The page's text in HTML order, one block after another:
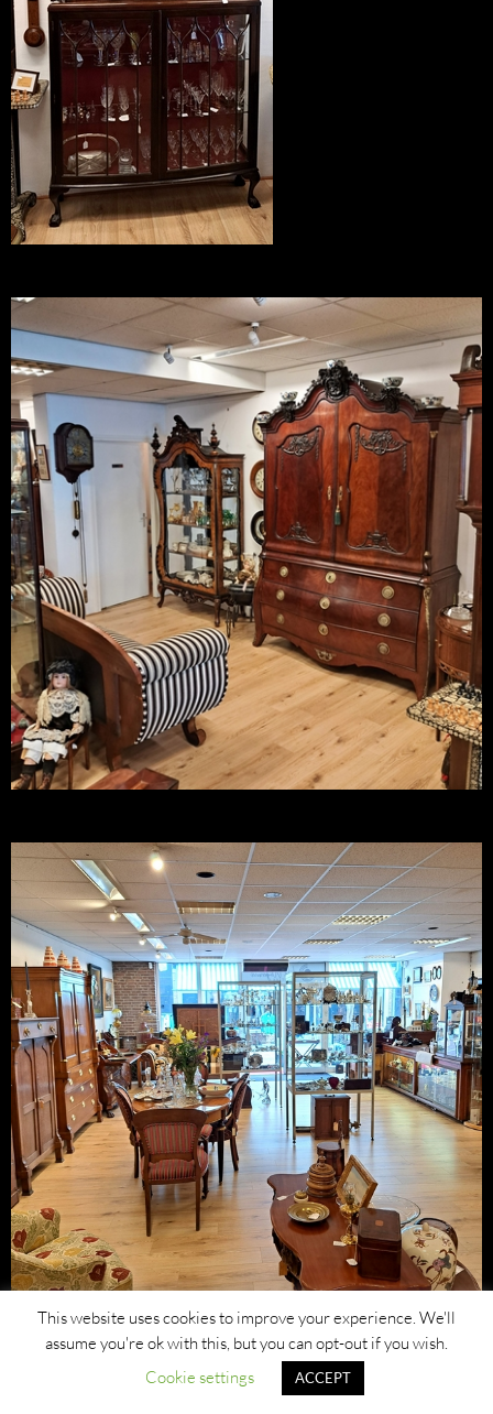
This website uses cookies to improve your experience. We'll
assume you're ok with this, but you can opt-out if you wish.
Cookie settings
ACCEPT